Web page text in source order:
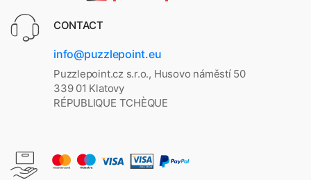
CONTACT
info@puzzlepoint.eu
Puzzlepoint.cz s.r.o., Husovo náměstí 50
339 01 Klatovy
RÉPUBLIQUE TCHÈQUE